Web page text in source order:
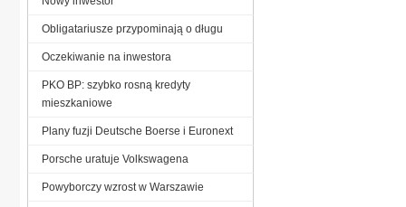
Obligatariusze przypominają o długu
Oczekiwanie na inwestora
PKO BP: szybko rosną kredyty
mieszkaniowe
Plany fuzji Deutsche Boerse i Euronext
Porsche uratuje Volkswagena
Powyborczy wzrost w Warszawie